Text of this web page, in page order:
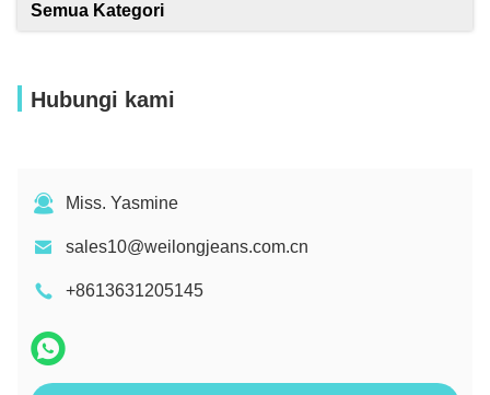
Semua Kategori
Hubungi kami
Miss. Yasmine
sales10@weilongjeans.com.cn
+8613631205145